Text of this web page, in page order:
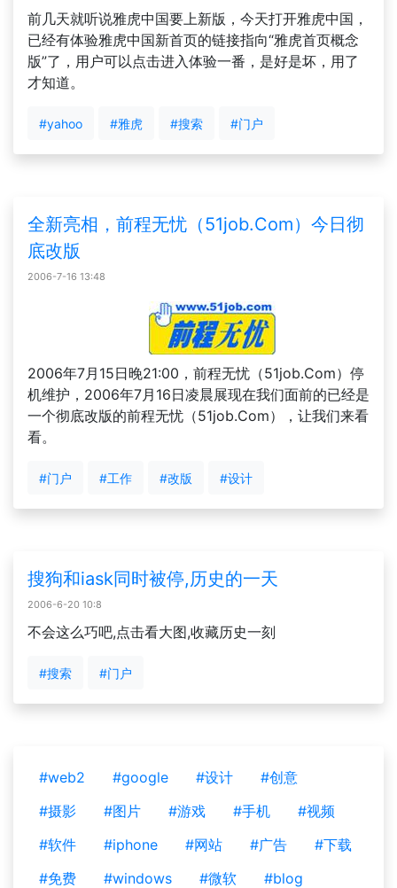
前几天就听说雅虎中国要上新版，今天打开雅虎中国，
已经有体验雅虎中国新首页的链接指向“雅虎首页概念
版”了，用户可以点击进入体验一番，是好是坏，用了
才知道。
#yahoo #雅虎 #搜索 #门户
全新亮相，前程无忧（51job.Com）今日彻
底改版
2006-7-16 13:48
2006年7月15日晚21:00，前程无忧（51job.Com）停
机维护，2006年7月16日凌晨展现在我们面前的已经是
一个彻底改版的前程无忧（51job.Com），让我们来看
看。
#门户 #工作 #改版 #设计
搜狗和iask同时被停,历史的一天
2006-6-20 10:8
不会这么巧吧,点击看大图,收藏历史一刻
#搜索 #门户
#web2 #google #设计
#创意
#摄影
#图片 #游戏 #手机
#视频
#软件
#iphone #网站 #广告
#下载
#免费
#windows #微软
#blog